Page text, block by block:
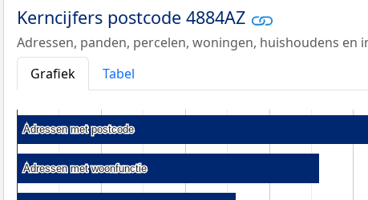
Kerncijfers postcode 4884AZ
Adressen, panden, percelen, woningen, huishoudens en
Grafiek
Tabel
Adressen met postcode
Adressen met postcode
Adressen met woonfunctie
Adressen met woonfunctie